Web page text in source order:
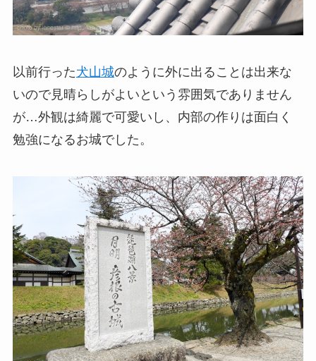
以前行った犬山城のように外に出ることは出来な
いので見晴らしがよいという雰囲気でありません
が…外観は綺麗で可愛いし、内部の作りは面白く
勉強になるお城でした。